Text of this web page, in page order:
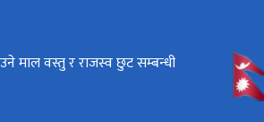
माल वस्तु र राजस्व छुट सम्बन्धी